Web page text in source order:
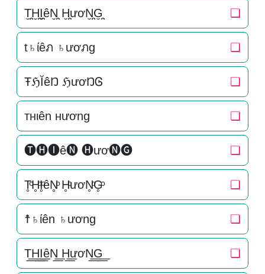
T̬̤̯H̬̤̯I̬̤̯êN̬̤̯ H̬̤̯ươN̬̤̯G̬̤̯ ❏
t♄ίêภ ♄ươภg ❏
ŦℌĬêŊ ℌươŊᎶ ❏
тнιên нương ❏
🅣🅗🅘ê🅝 🅗ươ🅝🅖 ❏
T̥ͦH̥ͦI̥ͦêN̥ͦ H̥ͦươN̥ͦG̥ͦ ❏
☨♄ίên ♄ương ❏
T͟͟H͟͟I͟͟êN͟͟ H͟͟ươN͟͟G͟͟ ❏